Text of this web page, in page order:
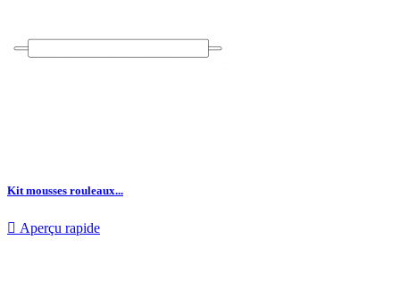
Kit mousses rouleaux...
 Aperçu rapide